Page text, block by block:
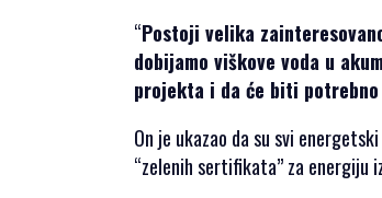
“Postoji velika
dobijamo viškove voda u
projekta i da će biti
On je ukazao da su svi
“zelenih sertifikata” za energiju